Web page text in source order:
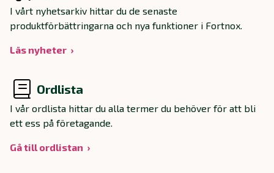
I vårt nyhetsarkiv hittar du de senaste
produktförbättringarna och nya funktioner i Fortnox.
Läs nyheter
Ordlista
I vår ordlista hittar du alla termer du behöver för att bli
ett ess på företagande.
Gå till ordlistan